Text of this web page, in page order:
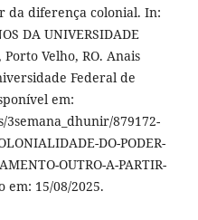
da diferença colonial. In:
DA UNIVERSIDADE
Porto Velho, RO. Anais
Federal de
em:
879172-
DO-PODER-
OUTRO-A-PARTIR-
em: 15/08/2025.